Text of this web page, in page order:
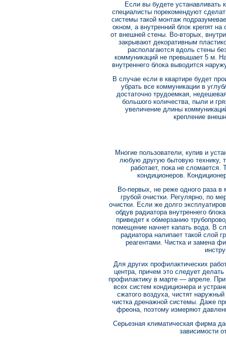
Если вы будете устанавливать
специалисты порекомендуют
системы такой монтаж
окном, а внутренний блок крепят
от внешней стены. Во-вторых,
закрывают декоративным
располагаются вдоль стены
коммуникаций не превышает 5 м.
внутреннего блока выводится
В случае если в квартире будет
убрать все коммуникации в
достаточно трудоемкая,
большого количества, пыли и
увеличение длины
крепление
Многие пользователи, купив и
любую другую бытовую технику,
работает, пока не сломается.
кондиционеров.
Во-первых, не реже одного раза
грубой очистки. Регулярно, по
очистки. Если же долго
обдув радиатора внутреннего
приведет к обмерзанию
помещение начнет капать вода. В
радиатора налипает такой слой
реагентами. Чистка и замена
Для других профилактических
центра, причем это следует
профилактику в марте — апреле. При
всех систем кондиционера и
сжатого воздуха, чистят
чистка дренажной системы. Даже
фреона, поэтому измеряют
Серьезная климатическая фирма
зависимости